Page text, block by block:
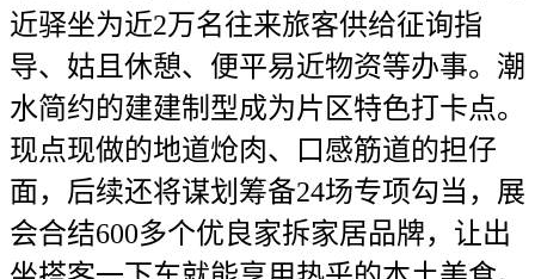
近驿坐为近2万名往来旅客供给征询指
导、姑且休憩、便平易近物资等办事。潮
水简约的建建制型成为片区特色打卡点。
现点现做的地道炝肉、口感筋道的担仔
面，后续还将谋划筹备24场专项勾当，展
会合结600多个优良家拆家居品牌，让出